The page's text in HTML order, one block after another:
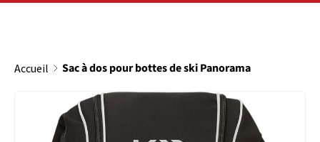
Accueil Sac à dos pour bottes de ski Panorama
PASSER AUX INFORMATIONS PRODUITS
L’image 4 est maintenant disponible dans la vue de galerie